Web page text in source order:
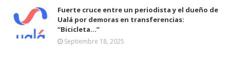
Fuerte cruce entre un periodista y el dueño de
Ualá por demoras en transferencias:
“Bicicleta...”
Septiembre 18, 2025